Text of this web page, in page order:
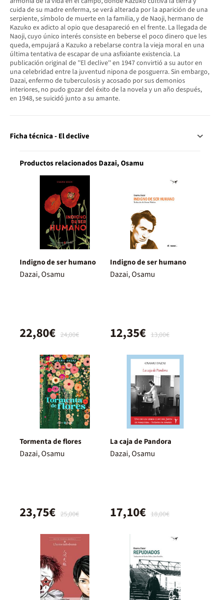
cuida de su madre enferma, se verá alterada por la aparición de una
serpiente, símbolo de muerte en la familia, y de Naoji, hermano de
Kazuko ex adicto al opio que desapareció en el frente. La llegada de
Naoji, cuyo único interés consiste en beberse el poco dinero que les
queda, empujará a Kazuko a rebelarse contra la vieja moral en una
última tentativa de escapar de una asfixiante existencia. La
publicación original de ''El declive'' en 1947 convirtió a su autor en
una celebridad entre la juventud nipona de posguerra. Sin embargo,
Dazai, enfermo de tuberculosis y acosado por sus demonios
interiores, no pudo gozar del éxito de la novela y un año después,
en 1948, se suicidó junto a su amante.
Ficha técnica - El declive
Productos relacionados Dazai, Osamu
Indigno de ser humano
Dazai, Osamu
24,00€
22,80€
Indigno de ser humano
Dazai, Osamu
13,00€
12,35€
Tormenta de flores
Dazai, Osamu
25,00€
23,75€
La caja de Pandora
Dazai, Osamu
18,00€
17,10€